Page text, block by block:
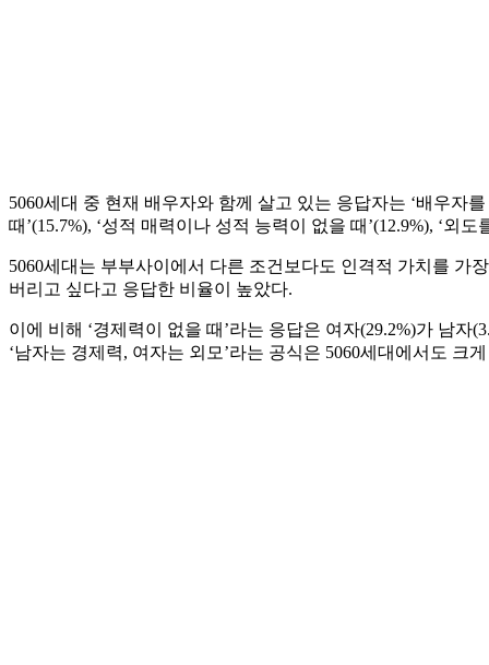
5060세대 중 현재 배우자와 함께 살고 있는 응답자는 ‘배우자
때’(15.7%), ‘성적 매력이나 성적 능력이 없을 때’(12.9%), ‘외
5060세대는 부부사이에서 다른 조건보다도 인격적 가치를 가
버리고 싶다고 응답한 비율이 높았다.
이에 비해 ‘경제력이 없을 때’라는 응답은 여자(29.2%)가 남
‘남자는 경제력, 여자는 외모’라는 공식은 5060세대에서도 크